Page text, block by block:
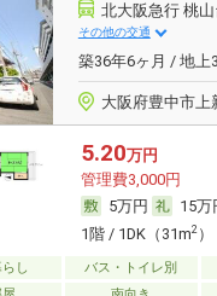
北大阪急行 桃
その他の交通
築36年6ヶ月 / 地上
大阪府豊中市上
5.20万円
管理費3,000円
5万円
15万
1階 / 1DK（31m2）
し バス・トイレ別